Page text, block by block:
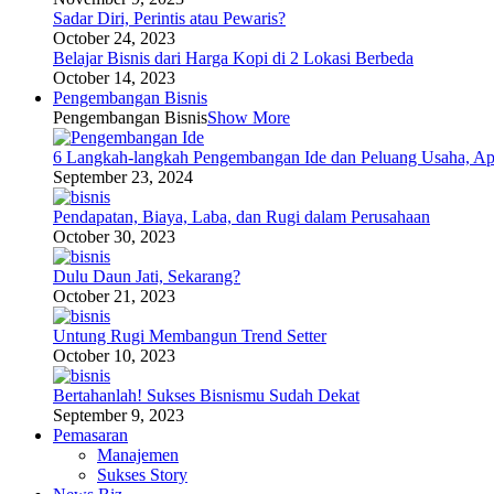
Sadar Diri, Perintis atau Pewaris?
October 24, 2023
Belajar Bisnis dari Harga Kopi di 2 Lokasi Berbeda
October 14, 2023
Pengembangan Bisnis
Pengembangan BisnisShow More
6 Langkah-langkah Pengembangan Ide dan Peluang Usaha,
September 23, 2024
Pendapatan, Biaya, Laba, dan Rugi dalam Perusahaan
October 30, 2023
Dulu Daun Jati, Sekarang?
October 21, 2023
Untung Rugi Membangun Trend Setter
October 10, 2023
Bertahanlah! Sukses Bisnismu Sudah Dekat
September 9, 2023
Pemasaran
Manajemen
Sukses Story